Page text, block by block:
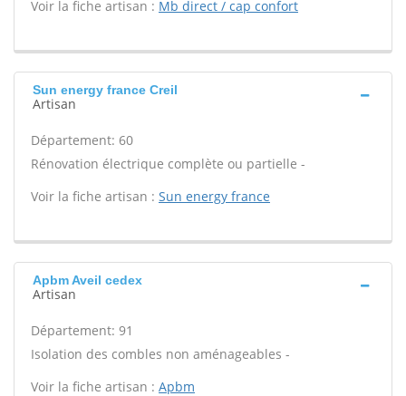
Voir la fiche artisan : Mb direct / cap confort
Sun energy france Creil
Artisan
Département: 60
Rénovation électrique complète ou partielle -
Voir la fiche artisan : Sun energy france
Apbm Aveil cedex
Artisan
Département: 91
Isolation des combles non aménageables -
Voir la fiche artisan : Apbm